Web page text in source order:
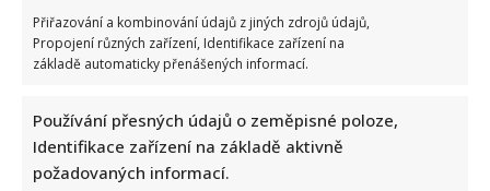
Přiřazování a kombinování údajů z jiných zdrojů údajů,
Propojení různých zařízení, Identifikace zařízení na
základě automaticky přenášených informací.
Používání přesných údajů o zeměpisné poloze,
Identifikace zařízení na základě aktivně
požadovaných informací.
Eva Jeníčková oslavila 62. narozeniny: Místo radosti však
oplakává smrt milovaného tatínka